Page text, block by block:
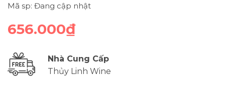
Mã sp: Đang cập nhật
656.000₫
Nhà Cung Cấp
Thủy Linh Wine